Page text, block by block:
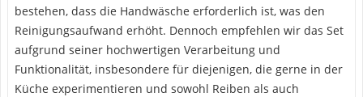
bestehen, dass die Handwäsche erforderlich ist, was den
Reinigungsaufwand erhöht. Dennoch empfehlen wir das Set
aufgrund seiner hochwertigen Verarbeitung und
Funktionalität, insbesondere für diejenigen, die gerne in der
Küche experimentieren und sowohl Reiben als auch